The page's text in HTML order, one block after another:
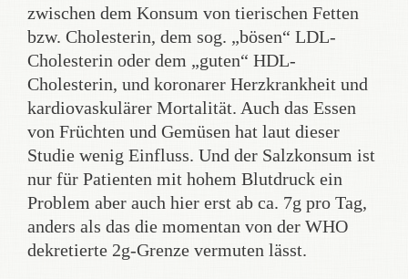
zwischen dem Konsum von tierischen Fetten
bzw. Cholesterin, dem sog. „bösen“ LDL-
Cholesterin oder dem „guten“ HDL-
Cholesterin, und koronarer Herzkrankheit und
kardiovaskulärer Mortalität. Auch das Essen
von Früchten und Gemüsen hat laut dieser
Studie wenig Einfluss. Und der Salzkonsum ist
nur für Patienten mit hohem Blutdruck ein
Problem aber auch hier erst ab ca. 7g pro Tag,
anders als das die momentan von der WHO
dekretierte 2g-Grenze vermuten lässt.